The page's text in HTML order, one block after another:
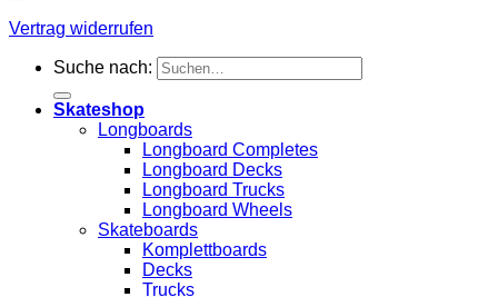
Vertrag widerrufen
Suche nach:
Skateshop
Longboards
Longboard Completes
Longboard Decks
Longboard Trucks
Longboard Wheels
Skateboards
Komplettboards
Decks
Trucks